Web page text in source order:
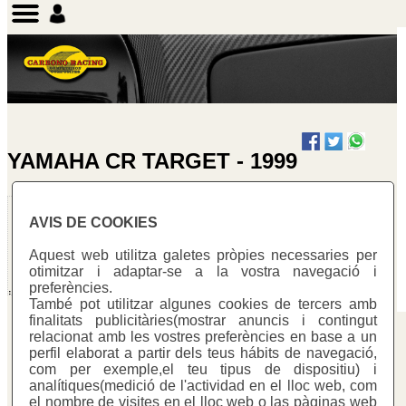
AVIS DE COOKIES
Aquest web utilitza galetes pròpies necessaries per
otimitzar i adaptar-se a la vostra navegació i
preferències.
També pot utilitzar algunes cookies de tercers amb
finalitats publicitàries(mostrar anuncis i contingut
relacionat amb les vostres preferències en base a un
perfil elaborat a partir dels teus hábits de navegació,
com per exemple,el teu tipus de dispositiu) i
analítiques(medició de l'actividad en el lloc web, com
el nombre de visites en el lloc web o las pàginas web
YAMAHA CR TARGET - 1999
Ciclomotor
Warning
Undefined array
key "cotitzacio"
in
/homepages/0/d334671725/htdocs/web3/seccio.php
on line391
Warning
:
Undefined
variable
Carbono Racing
C/ Mestre Trias, 177